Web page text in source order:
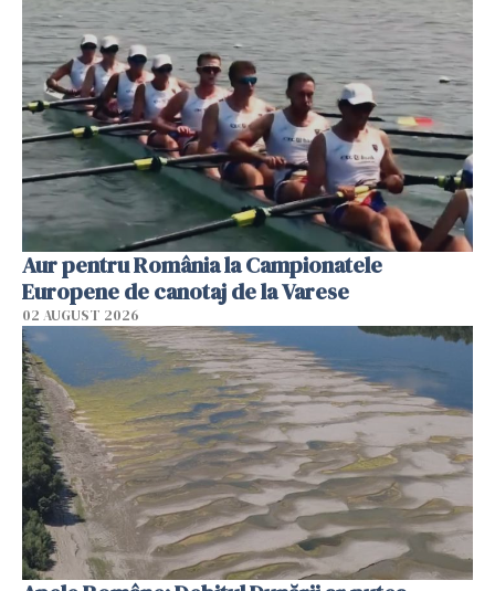
Aur pentru România la Campionatele
Europene de canotaj de la Varese
02 AUGUST 2026